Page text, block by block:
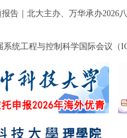
告｜北大主办、万华承办2026
统工程与控制科学国际会议（